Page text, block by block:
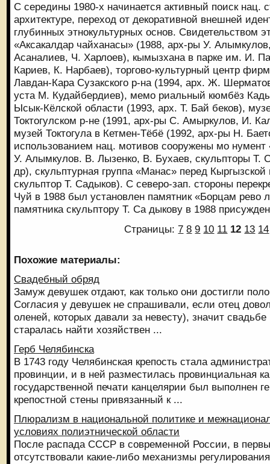
С середины 1980-х начинается активный поиск нац.
архитектуре, переход от декоративной внешней
глубинных этнокультурных основ. Свидетельством
«Аксакалдар чайханасы» (1988, арх-ры У.
Асаналиев, Ч. Харлоев), кымызхана в парке им. И.
Кариев, К. Нарбаев), торгово-культурный центр
Лавдан-Кара Сузакского р-на (1994, арх. Ж.
уста М. Кудайбердиев), мемо риальный кюмбёз
Ысык-Кёлской области (1993, арх. Т. Бай беков),
Токтогулском р-не (1991, арх-ры С. Амыркулов, И.
музей Токтогула в Кетмен-Тёбё (1992, арх-ры Н.
использованием нац. мотивов сооружены мо
У. Алымкулов. В. Лызенко, В. Бухаев, скульпторы
др), скульптурная группа «Манас» перед
скульптор Т. Садыков). С северо-зап. стороны
Чуй в 1988 был установлен памятник «Борцам рево
памятника скульптору Т. Са дыкову в 1988
Страницы:7 8 9 10 11 12 13 14
Похожие материалы:
Свадебный обряд
Замуж девушек отдают, как только они достигли
Согласия у девушек не спрашивали, если отец
оленей, которых давали за невесту), значит
старалась найти хозяйствен ...
Герб Челябинска
В 1743 году Челябинская крепость стала
провинции, и в ней разместилась провинциальная
государственной печати канцелярии был выполнен
крепостной стены привязанный к ...
Плюрализм в национальной политике и
условиях полиэтнической области
После распада СССР в современной России, в
отсутствовали какие-либо механизмы